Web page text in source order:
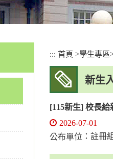
::: 首頁 >學生專區
新生
[115新生] 校長
2026-07-01
公布單位 ：註冊